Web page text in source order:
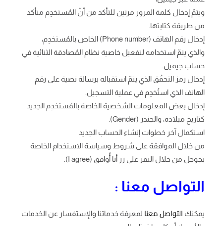
ويتمّ إدخال كلمة المرور مرتين للتأكد من أنّ المُستخدِم متأكد
من طريقة كتابتها.
إدخال رقم الهاتف (Phone number) الخاص بالمُستخدِم،
والذي يتمّ استخدامه لتفعيل خاصية نظام المُصادقة الثنائية في
حساب جيميل.
إدخال رمز التحقُق الذي يتمّ استقباله برسالة نصية على رقم
الهاتف الذي استُخدِم في عملية التسجيل.
إدخال بعض المعلومات الشخصية الخاصة بالمُستخدِم الجديد
كتاريخ ميلاده، والجندر (Gender).
استكمال آخر خطوات إنشاء الحساب الجديد
من خلال الموافقة على شروط وسياسة الاستخدام الخاصة
بجوجل من خلال النقر على زر أنا أُوافق (I agree).
التواصل معنا :
يمكنك التواصل معنا لمعرفة خدماتنا والإستفسار عن الخدمات